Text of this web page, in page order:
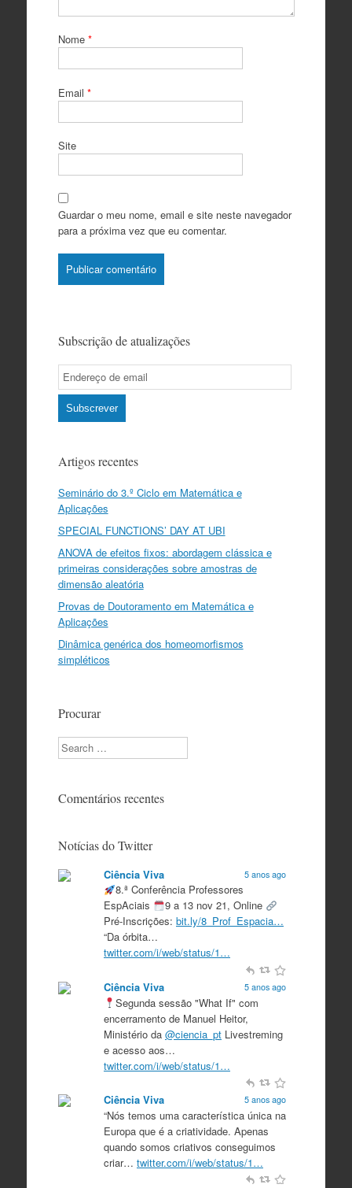
Nome *
Email *
Site
Guardar o meu nome, email e site neste navegador
para a próxima vez que eu comentar.
Subscrição de atualizações
Email
Subscription
Subscrever
Artigos recentes
Seminário do 3.º Ciclo em Matemática e
Aplicações
SPECIAL FUNCTIONS’ DAY AT UBI
ANOVA de efeitos fixos: abordagem clássica e
primeiras considerações sobre amostras de
dimensão aleatória
Provas de Doutoramento em Matemática e
Aplicações
Dinâmica genérica dos homeomorfismos
simpléticos
Procurar
Search
Comentários recentes
Notícias do Twitter
Ciência Viva 5 anos ago
8.ª Conferência Professores
EspAciais
9 a 13 nov 21, Online
Pré-Inscrições: bit.ly/8_Prof_Espacia…
“Da órbita…
twitter.com/i/web/status/1…
Ciência Viva 5 anos ago
Segunda sessão "What If" com
encerramento de Manuel Heitor,
Ministério da @ciencia_ptLivestreming
e acesso aos…
twitter.com/i/web/status/1…
Ciência Viva 5 anos ago
“Nós temos uma característica única na
Europa que é a criatividade. Apenas
quando somos criativos conseguimos
criar… twitter.com/i/web/status/1…